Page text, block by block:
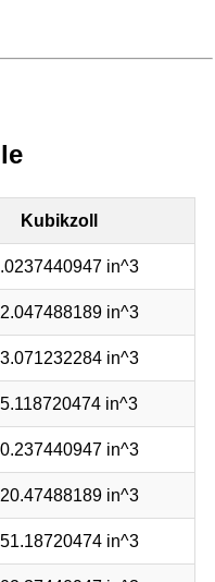
Kubikzoll
in^3
in^3
in^3
in^3
in^3
in^3
in^3